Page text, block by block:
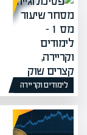
לימודים וקריירה